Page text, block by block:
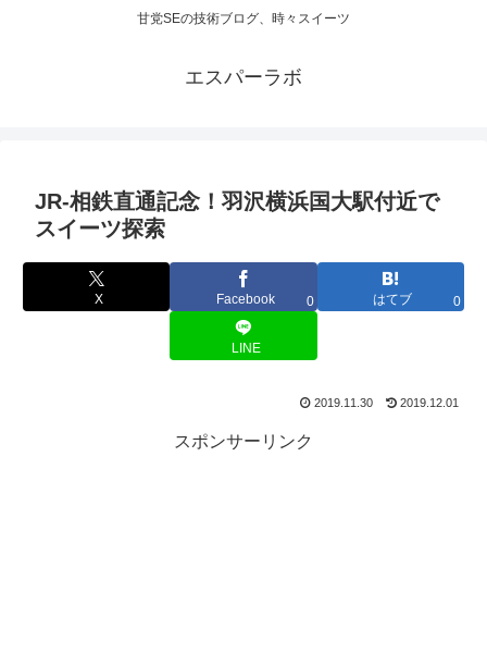
甘党SEの技術ブログ、時々スイーツ
エスパーラボ
JR-相鉄直通記念！羽沢横浜国大駅付近で
スイーツ探索
X Facebook 0 はてブ 0
LINE
2019.11.30 2019.12.01
スポンサーリンク